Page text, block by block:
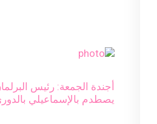
أجندة الجمعة: رئيس
يصطدم بالإسماعيلي